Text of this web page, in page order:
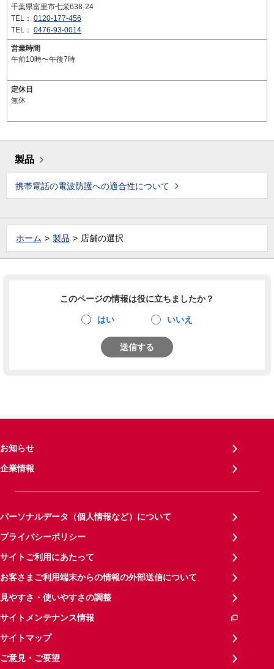
千葉県富里市七栄638-24
TEL： 0120-177-456
TEL： 0476-93-0014
営業時間
午前10時〜午後7時
定休日
無休
製品
携帯電話の電波防護への適合性について
ホーム 製品 店舗の選択
このページの情報は役に立ちましたか？
はい いいえ
送信する
お知らせ
企業情報
パーソナルデータ（個人情報など）について
プライバシーポリシー
サイトご利用にあたって
お客さまご利用端末からの情報の外部送信について
見やすさ・使いやすさの調整
サイトメンテナンス情報
サイトマップ
ご意見・ご要望